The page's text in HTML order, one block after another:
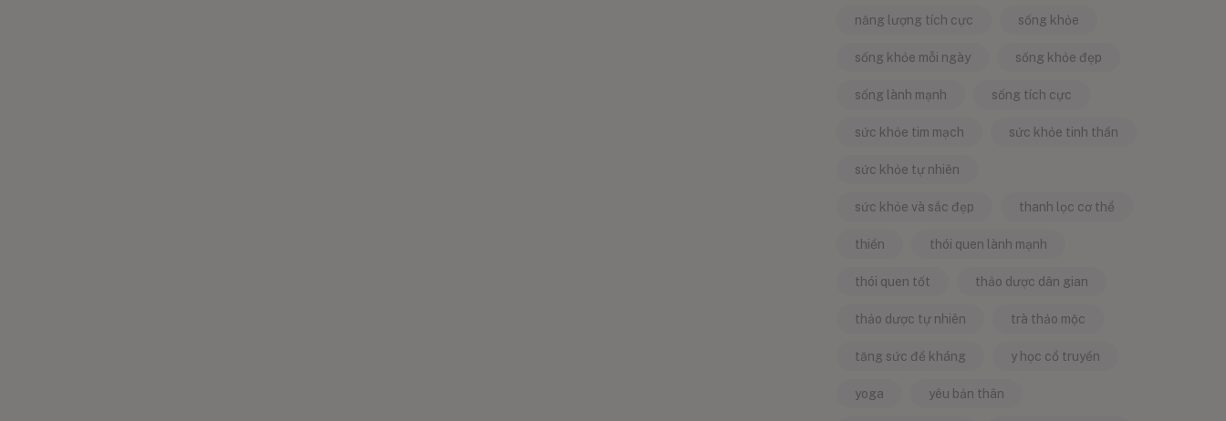
năng lượng tích cực sống khỏe
sống khỏe mỗi ngày sống khỏe đẹp
sống lành mạnh sống tích cực
sức khỏe tim mạch sức khỏe tinh thần
sức khỏe tự nhiên
sức khỏe và sắc đẹp thanh lọc cơ thể
thiền thói quen lành mạnh
thói quen tốt thảo dược dân gian
thảo dược tự nhiên trà thảo mộc
tăng sức đề kháng y học cổ truyền
yoga yêu bản thân